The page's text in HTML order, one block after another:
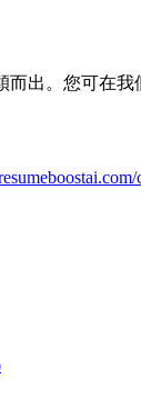
而出。您可在